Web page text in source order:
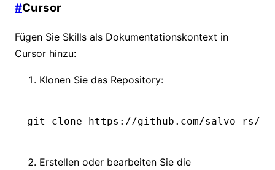
#Cursor
Fügen Sie Skills als Dokumentationskontext in
Cursor hinzu:
Klonen Sie das Repository:
git clone https://github.com/salvo-rs/
Erstellen oder bearbeiten Sie die